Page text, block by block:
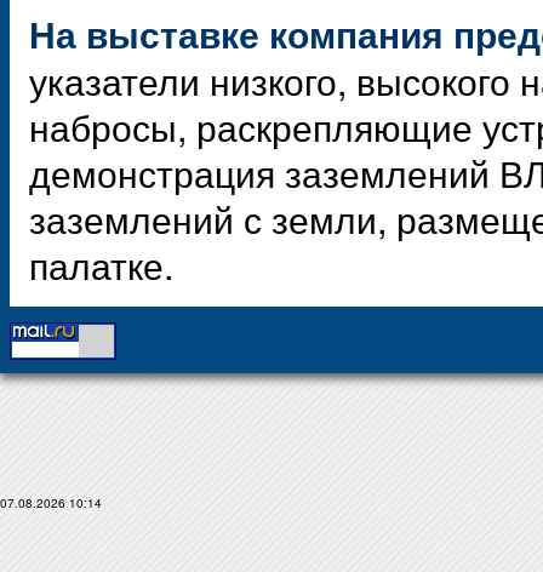
На выставке компания
указатели низкого,
набросы, раскрепляющие
демонстрация заземлений
заземлений с земли,
палатке.
07.08.2026 10:14